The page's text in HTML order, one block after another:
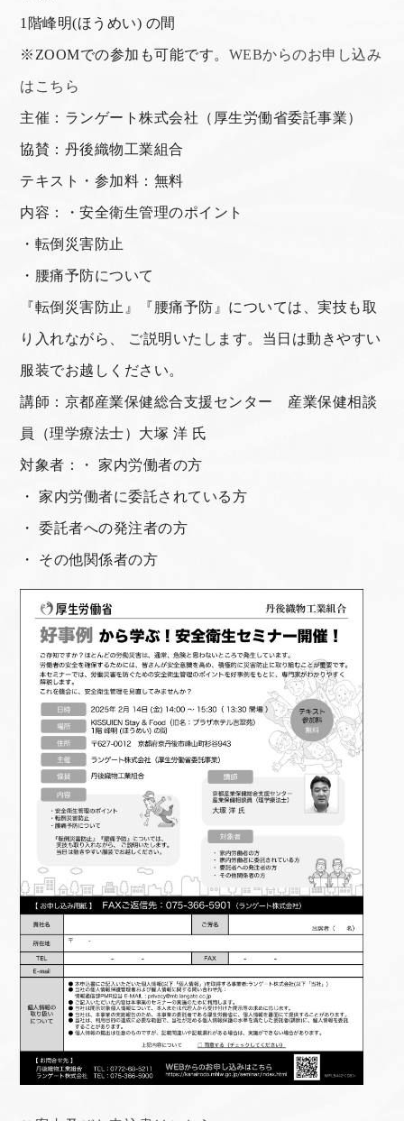
1階峰明(ほうめい) の間
※ZOOMでの参加も可能です。 WEBからのお申し込み
はこちら
主催：ランゲート株式会社（厚生労働省委託事業）
協賛：丹後織物工業組合
テキスト・参加料：無料
内容：・安全衛生管理のポイント
・転倒災害防止
・腰痛予防について
『転倒災害防止』『腰痛予防』については、実技も取
り入れながら、 ご説明いたします。当日は動きやすい
服装でお越しください。
講師：京都産業保健総合支援センター 産業保健相談
員（理学療法士）大塚 洋 氏
対象者：・ 家内労働者の方
・ 家内労働者に委託されている方
・ 委託者への発注者の方
・ その他関係者の方